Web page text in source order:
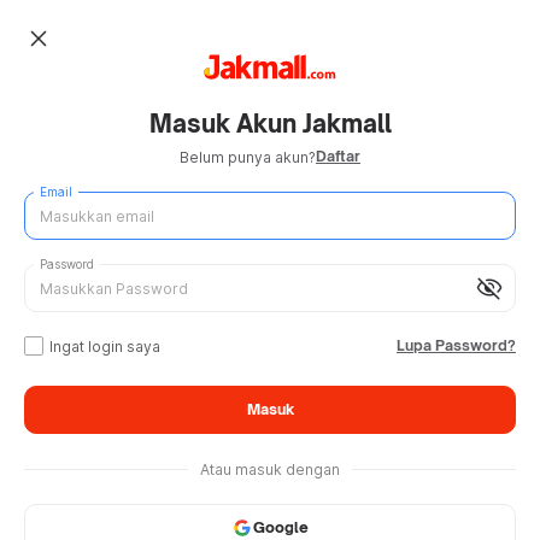
close
Masuk Akun Jakmall
Belum punya akun?Daftar
Email
visibility_off
Password
Ingat login saya Lupa Password?
Masuk
Atau masuk dengan
Google